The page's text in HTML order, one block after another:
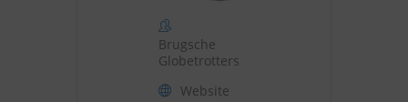
Brugsche
Globetrotters
Website